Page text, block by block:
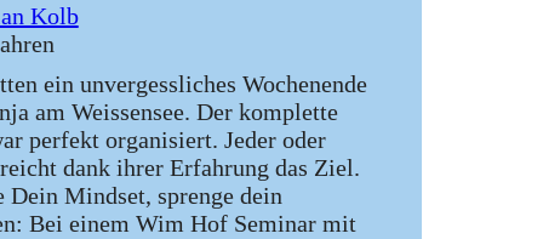
Kolb
ein unvergessliches Wochenende
am Weissensee. Der komplette
perfekt organisiert. Jeder oder
dank ihrer Erfahrung das Ziel.
Dein Mindset, sprenge dein
Bei einem Wim Hof Seminar mit